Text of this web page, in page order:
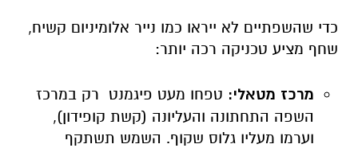
כדי שהשפתיים לא ייראו כמו נייר אלומיניום קשיח,
שחף מציע טכניקה רכה יותר:
מרכז מטאלי: טפחו מעט פיגמנט רק במרכז
השפה התחתונה והעליונה (קשת קופידון),
וערמו מעליו גלוס שקוף. השמש תשתקף